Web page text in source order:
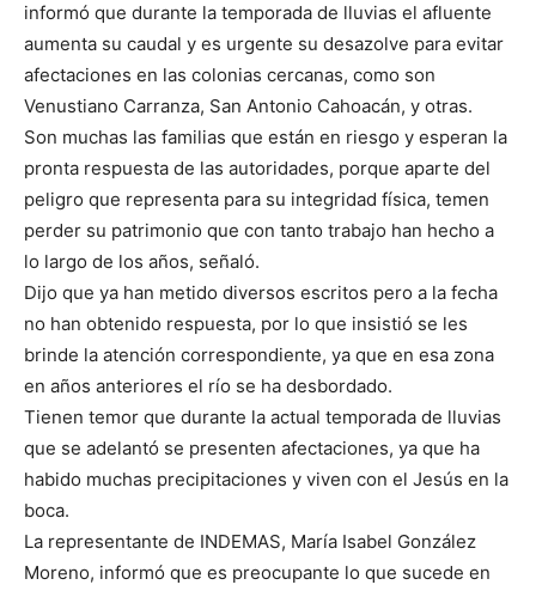
informó que durante la temporada de lluvias el afluente
aumenta su caudal y es urgente su desazolve para evitar
afectaciones en las colonias cercanas, como son
Venustiano Carranza, San Antonio Cahoacán, y otras.
Son muchas las familias que están en riesgo y esperan la
pronta respuesta de las autoridades, porque aparte del
peligro que representa para su integridad física, temen
perder su patrimonio que con tanto trabajo han hecho a
lo largo de los años, señaló.
Dijo que ya han metido diversos escritos pero a la fecha
no han obtenido respuesta, por lo que insistió se les
brinde la atención correspondiente, ya que en esa zona
en años anteriores el río se ha desbordado.
Tienen temor que durante la actual temporada de lluvias
que se adelantó se presenten afectaciones, ya que ha
habido muchas precipitaciones y viven con el Jesús en la
boca.
La representante de INDEMAS, María Isabel González
Moreno, informó que es preocupante lo que sucede en